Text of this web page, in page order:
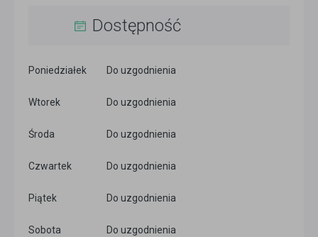
Dostępność
Poniedziałek Do uzgodnienia
Wtorek Do uzgodnienia
Środa Do uzgodnienia
Czwartek Do uzgodnienia
Piątek Do uzgodnienia
Sobota Do uzgodnienia